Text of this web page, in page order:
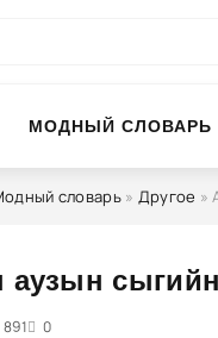
МОДНЫЙ СЛОВАРЬ
словарь» Другое »
аузын сыгийн
891 0
5